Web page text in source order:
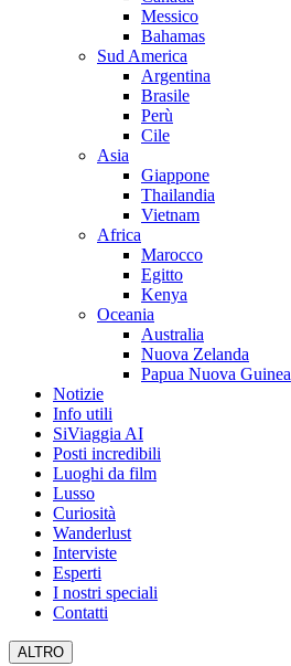
Messico
Bahamas
Sud America
Argentina
Brasile
Perù
Cile
Asia
Giappone
Thailandia
Vietnam
Africa
Marocco
Egitto
Kenya
Oceania
Australia
Nuova Zelanda
Papua Nuova Guinea
Notizie
Info utili
SiViaggia AI
Posti incredibili
Luoghi da film
Lusso
Curiosità
Wanderlust
Interviste
Esperti
I nostri speciali
Contatti
ALTRO